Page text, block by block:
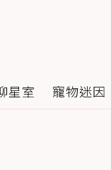
星室 寵物迷因